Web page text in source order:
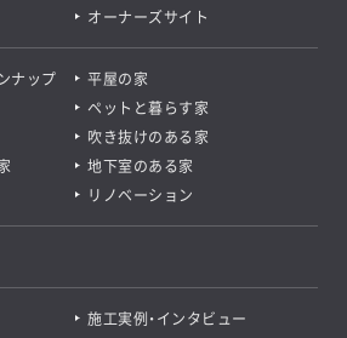
オーナーズサイト
ナップ
平屋の家
ペットと暮らす家
吹き抜けのある家
地下室のある家
リノベーション
施工実例・インタビュー